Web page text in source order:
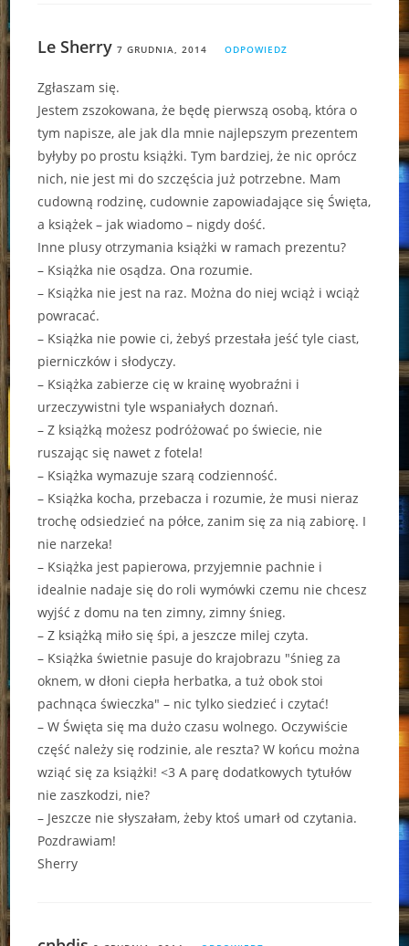
Le Sherry 7 GRUDNIA, 2014 ODPOWIEDZ
Zgłaszam się.
Jestem zszokowana, że będę pierwszą osobą, która o
tym napisze, ale jak dla mnie najlepszym prezentem
byłyby po prostu książki. Tym bardziej, że nic oprócz
nich, nie jest mi do szczęścia już potrzebne. Mam
cudowną rodzinę, cudownie zapowiadające się Święta,
a książek – jak wiadomo – nigdy dość.
Inne plusy otrzymania książki w ramach prezentu?
– Książka nie osądza. Ona rozumie.
– Książka nie jest na raz. Można do niej wciąż i wciąż
powracać.
– Książka nie powie ci, żebyś przestała jeść tyle ciast,
pierniczków i słodyczy.
– Książka zabierze cię w krainę wyobraźni i
urzeczywistni tyle wspaniałych doznań.
– Z książką możesz podróżować po świecie, nie
ruszając się nawet z fotela!
– Książka wymazuje szarą codzienność.
– Książka kocha, przebacza i rozumie, że musi nieraz
trochę odsiedzieć na półce, zanim się za nią zabiorę. I
nie narzeka!
– Książka jest papierowa, przyjemnie pachnie i
idealnie nadaje się do roli wymówki czemu nie chcesz
wyjść z domu na ten zimny, zimny śnieg.
– Z książką miło się śpi, a jeszcze milej czyta.
– Książka świetnie pasuje do krajobrazu "śnieg za
oknem, w dłoni ciepła herbatka, a tuż obok stoi
pachnąca świeczka" – nic tylko siedzieć i czytać!
– W Święta się ma dużo czasu wolnego. Oczywiście
część należy się rodzinie, ale reszta? W końcu można
wziąć się za książki! <3 A parę dodatkowych tytułów
nie zaszkodzi, nie?
– Jeszcze nie słyszałam, żeby ktoś umarł od czytania.
Pozdrawiam!
Sherry